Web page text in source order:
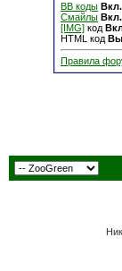
BB коды Вкл.
Смайлы Вкл.
[IMG] код
HTML код
Правила